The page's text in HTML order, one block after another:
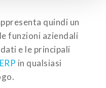
quindi un
funzioni aziendali
e le principali
ERP in qualsiasi